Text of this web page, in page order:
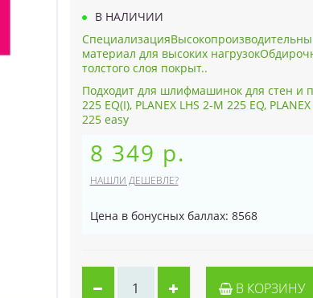
В НАЛИЧИИ
материал для высоких
толстого слоя покрыт..
Подходит для шлифмашинок для стен и
225 EQ(I), PLANEX LHS 2-M 225 EQ,
225 easy
8 349 р.
НАШЛИ ДЕШЕВЛЕ?
Цена в бонусных баллах: 8568
В КОРЗИНУ